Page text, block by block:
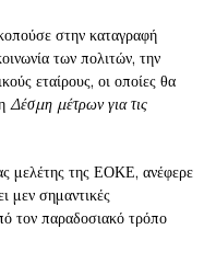
στην καταγραφή
των πολιτών, την
εταίρους, οι οποίες θα
Δέσμη μέτρων για τις
μελέτης της ΕΟΚΕ, ανέφερε
μεν σημαντικές
τον παραδοσιακό τρόπο